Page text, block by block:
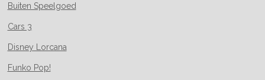
Buiten Speelgoed
Cars 3
Disney Lorcana
Funko Pop!